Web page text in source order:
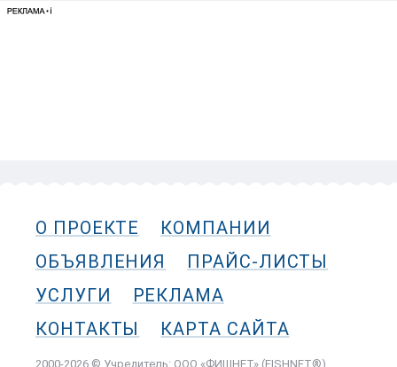
О ПРОЕКТЕ
КОМПАНИИ
ОБЪЯВЛЕНИЯ
ПРАЙС-ЛИСТЫ
УСЛУГИ
РЕКЛАМА
КОНТАКТЫ
КАРТА САЙТА
2000-2026 © Учредитель: ООО «ФИШНЕТ» (FISHNET®)